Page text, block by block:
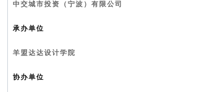
中交城市投资（宁波）有限公司
承办单位
羊盟达达设计学院
协办单位